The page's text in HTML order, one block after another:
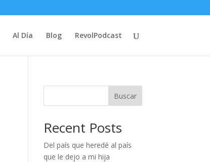
Al Día Blog RevolPodcast
Buscar
Recent Posts
Del país que heredé al país
que le dejo a mi hija